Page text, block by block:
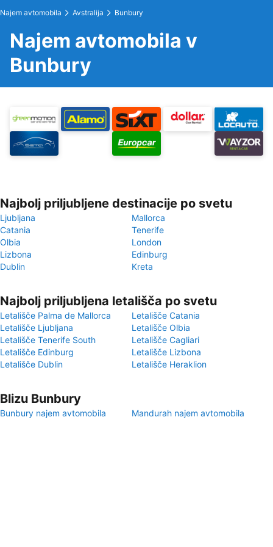
Najem avtomobila Avstralija Bunbury
Najem avtomobila v
Bunbury
Najbolj priljubljene destinacije po svetu
Ljubljana
Mallorca
Catania
Tenerife
Olbia
London
Lizbona
Edinburg
Dublin
Kreta
Najbolj priljubljena letališča po svetu
Letališče Palma de Mallorca
Letališče Catania
Letališče Ljubljana
Letališče Olbia
Letališče Tenerife South
Letališče Cagliari
Letališče Edinburg
Letališče Lizbona
Letališče Dublin
Letališče Heraklion
Blizu Bunbury
Bunbury najem avtomobila Mandurah najem avtomobila